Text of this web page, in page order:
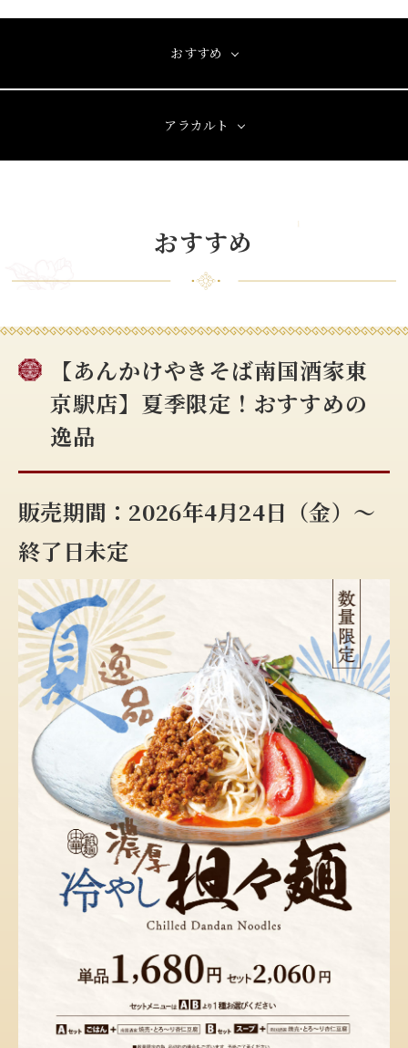
おすすめ
アラカルト
おすすめ
【あんかけやきそば南国酒家東
京駅店】夏季限定！おすすめの
逸品
販売期間：2026年4月24日（金）～
終了日未定